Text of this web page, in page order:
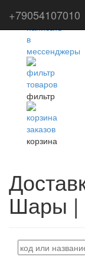
фильтр
корзина
Шары |
+79054107010